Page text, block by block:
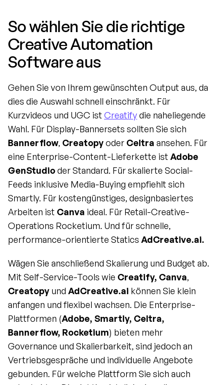
So wählen Sie die richtige
Creative Automation
Software aus
Gehen Sie von Ihrem gewünschten Output aus, da
dies die Auswahl schnell einschränkt. Für
Kurzvideos und UGC ist Creatify die naheliegende
Bannerflow, Creatopy oder Celtra ansehen. Für
eine Enterprise-Content-Lieferkette ist Adobe
GenStudio der Standard. Für skalierte Social-
Feeds inklusive Media-Buying empfiehlt sich
Smartly. Für kostengünstiges, designbasiertes
Arbeiten ist Canva ideal. Für Retail-Creative-
Operations Rocketium. Und für schnelle,
performance-orientierte Statics AdCreative.ai.
Wägen Sie anschließend Skalierung und Budget ab.
Mit Self-Service-Tools wie Creatify, Canva
Creatopy und AdCreative.ai können Sie klein
anfangen und flexibel wachsen. Die Enterprise-
Plattformen (Adobe, Smartly, Celtra,
Bannerflow, Rocketium) bieten mehr
Governance und Skalierbarkeit, sind jedoch an
Vertriebsgespräche und individuelle Angebote
gebunden. Für welche Plattform Sie sich auch